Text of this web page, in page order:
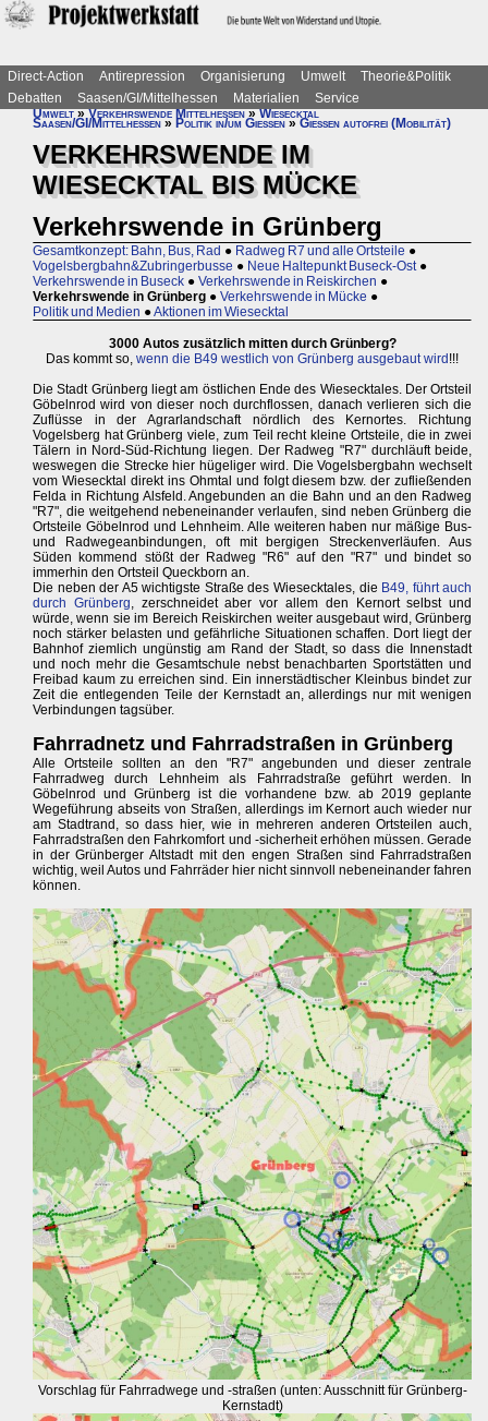
Direct-Action Antirepression Organisierung Umwelt
Theorie&Politik
Debatten
Saasen/GI/Mittelhessen Materialien
Service
Umwelt»Verkehrswende Mittelhessen»Wiesecktal
Saasen/GI/Mittelhessen » Politik in/um Gießen » Gießen autofrei (Mobilität)
VERKEHRSWENDE IM
WIESECKTAL BIS MÜCKE
Verkehrswende in Grünberg
Gesamtkonzept: Bahn, Bus, Rad ● Radweg R7 und alle Ortsteile ●
Vogelsbergbahn&Zubringerbusse ● Neue Haltepunkt Buseck-Ost ●
Verkehrswende in Buseck ● Verkehrswende in Reiskirchen ●
Verkehrswende in Grünberg ● Verkehrswende in Mücke ●
Politik und Medien ●Aktionen im Wiesecktal
3000 Autos zusätzlich mitten durch Grünberg?
Das kommt so,wenn die B49 westlich von Grünberg ausgebaut wird !!!
Die Stadt Grünberg liegt am östlichen Ende des Wiesecktales. Der Ortsteil
Göbelnrod wird von dieser noch durchflossen, danach verlieren sich die
Zuflüsse in der Agrarlandschaft nördlich des Kernortes. Richtung
Vogelsberg hat Grünberg viele, zum Teil recht kleine Ortsteile, die in zwei
Tälern in Nord-Süd-Richtung liegen. Der Radweg "R7" durchläuft beide,
weswegen die Strecke hier hügeliger wird. Die Vogelsbergbahn wechselt
vom Wiesecktal direkt ins Ohmtal und folgt diesem bzw. der zufließenden
Felda in Richtung Alsfeld. Angebunden an die Bahn und an den Radweg
"R7", die weitgehend nebeneinander verlaufen, sind neben Grünberg die
Ortsteile Göbelnrod und Lehnheim. Alle weiteren haben nur mäßige Bus-
und Radwegeanbindungen, oft mit bergigen Streckenverläufen. Aus
Süden kommend stößt der Radweg "R6" auf den "R7" und bindet so
immerhin den Ortsteil Queckborn an.
Die neben der A5 wichtigste Straße des Wiesecktales, die B49, führt auch
durch Grünberg, zerschneidet aber vor allem den Kernort selbst und
würde, wenn sie im Bereich Reiskirchen weiter ausgebaut wird, Grünberg
noch stärker belasten und gefährliche Situationen schaffen. Dort liegt der
Bahnhof ziemlich ungünstig am Rand der Stadt, so dass die Innenstadt
und noch mehr die Gesamtschule nebst benachbarten Sportstätten und
Freibad kaum zu erreichen sind. Ein innerstädtischer Kleinbus bindet zur
Zeit die entlegenden Teile der Kernstadt an, allerdings nur mit wenigen
Verbindungen tagsüber.
Fahrradnetz und Fahrradstraßen in Grünberg
Alle Ortsteile sollten an den "R7" angebunden und dieser zentrale
Fahrradweg durch Lehnheim als Fahrradstraße geführt werden. In
Göbelnrod und Grünberg ist die vorhandene bzw. ab 2019 geplante
Wegeführung abseits von Straßen, allerdings im Kernort auch wieder nur
am Stadtrand, so dass hier, wie in mehreren anderen Ortsteilen auch,
Fahrradstraßen den Fahrkomfort und -sicherheit erhöhen müssen. Gerade
in der Grünberger Altstadt mit den engen Straßen sind Fahrradstraßen
wichtig, weil Autos und Fahrräder hier nicht sinnvoll nebeneinander fahren
können.
Vorschlag für Fahrradwege und -straßen (unten: Ausschnitt für Grünberg-
Kernstadt)